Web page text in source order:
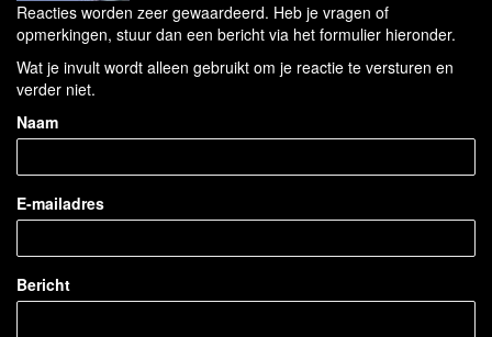
Reacties worden zeer gewaardeerd. Heb je vragen of
opmerkingen, stuur dan een bericht via het formulier hieronder.
Wat je invult wordt alleen gebruikt om je reactie te versturen en
verder niet.
Naam
E-mailadres
Bericht